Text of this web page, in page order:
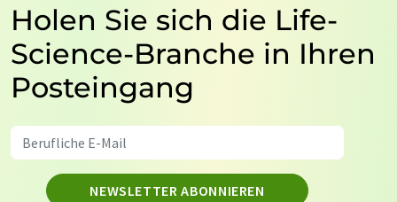
Holen Sie sich die Life-
Science-Branche in Ihren
Posteingang
NEWSLETTER ABONNIEREN